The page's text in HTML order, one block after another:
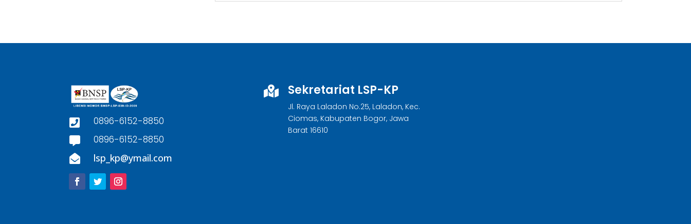
 0896-6152-8850
 0896-6152-8850
 lsp_kp@ymail.com
 Sekretariat LSP-KP
Jl. Raya Laladon No.25, Laladon, Kec.
Ciomas, Kabupaten Bogor, Jawa
Barat 16610